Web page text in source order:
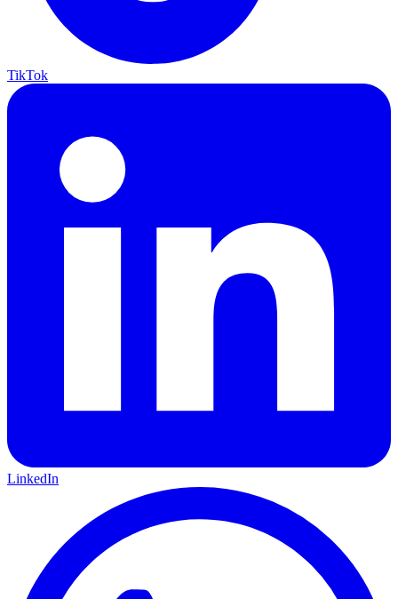
TikTok
LinkedIn